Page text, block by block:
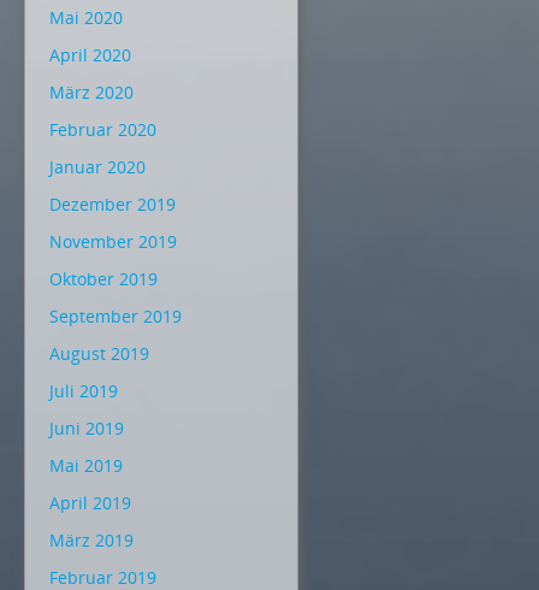
Mai 2020
April 2020
März 2020
Februar 2020
Januar 2020
Dezember 2019
November 2019
Oktober 2019
September 2019
August 2019
Juli 2019
Juni 2019
Mai 2019
April 2019
März 2019
Februar 2019